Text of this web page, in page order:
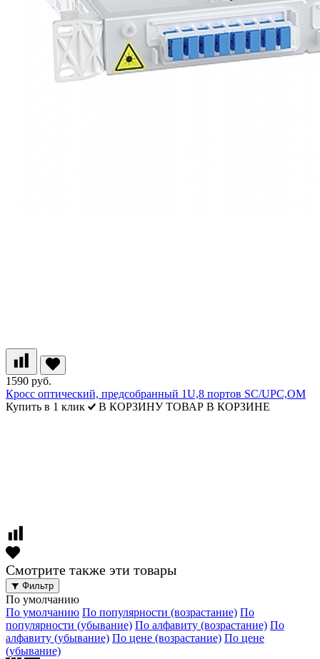
1590 руб.
Кросс оптический, предсобранный 1U,8 портов SC/UPC,ОМ
Купить в 1 клик
В КОРЗИНУ ТОВАР В КОРЗИНЕ
Смотрите также эти товары
Фильтр
По умолчанию
По умолчанию По популярности (возрастание) По
популярности (убывание) По алфавиту (возрастание) По
алфавиту (убывание) По цене (возрастание) По цене
(убывание)